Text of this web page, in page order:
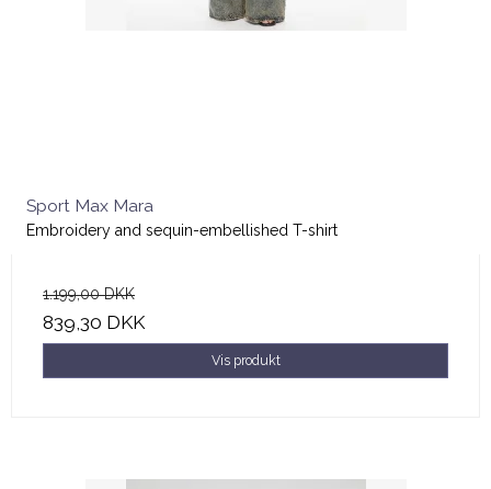
Sport Max Mara
Embroidery and sequin-embellished T-shirt
1.199,00 DKK
839,30 DKK
Vis produkt